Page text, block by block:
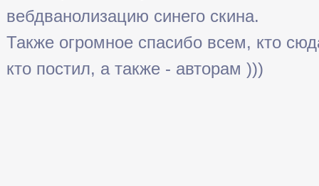
вебдванолизацию синего скина.
Также огромное спасибо всем, кто
кто постил, а также - авторам )))